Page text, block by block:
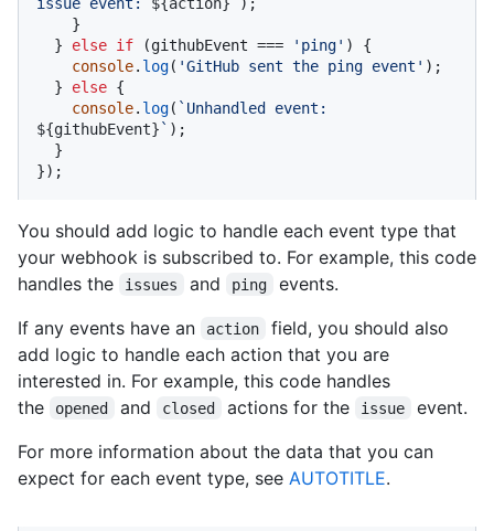
  }
else if (githubEvent === 'ping' ) {
console. log( 'GitHub sent the ping event' );
  }
else {
console. log(
${githubEvent}` );
});
You should add logic to handle each event type that
your webhook is subscribed to. For example, this code
handles the
issues and ping
events.
If any events have an
action
field, you should also
add logic to handle each action that you are
interested in. For example, this code handles
the
opened and closed actions for the issue
event.
For more information about the data that you can
expect for each event type, see AUTOTITLE.